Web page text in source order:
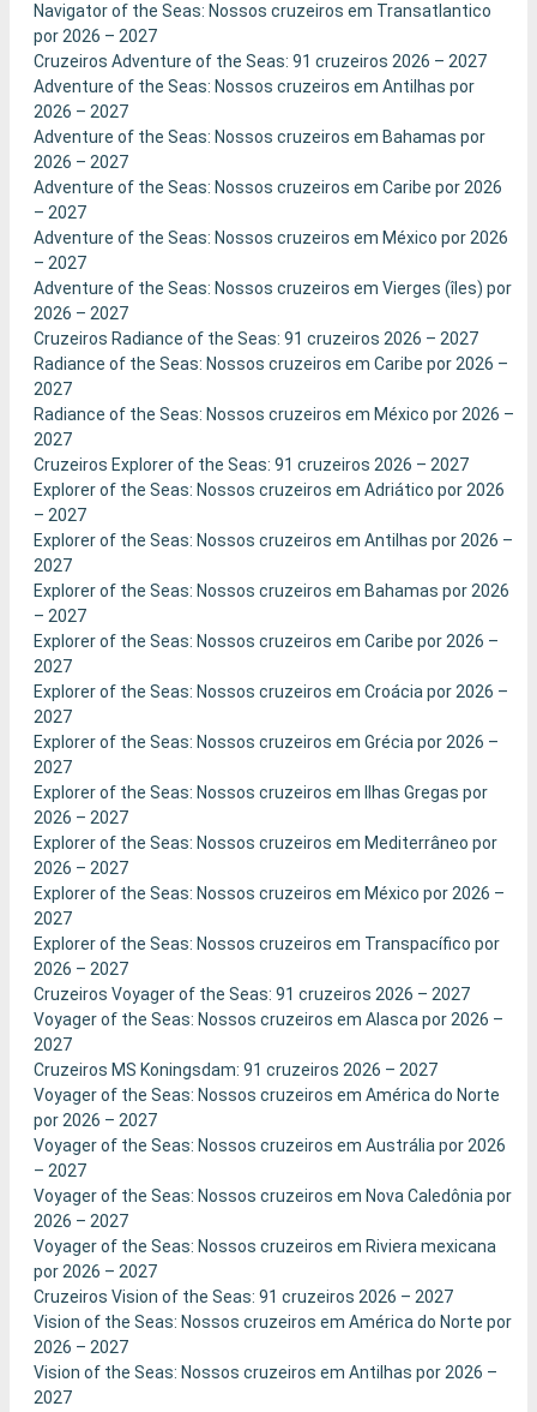
Navigator of the Seas: Nossos cruzeiros em Transatlantico
por 2026 – 2027
Cruzeiros Adventure of the Seas: 91 cruzeiros 2026 – 2027
Adventure of the Seas: Nossos cruzeiros em Antilhas por
2026 – 2027
Adventure of the Seas: Nossos cruzeiros em Bahamas por
2026 – 2027
Adventure of the Seas: Nossos cruzeiros em Caribe por 2026
– 2027
Adventure of the Seas: Nossos cruzeiros em México por 2026
– 2027
Adventure of the Seas: Nossos cruzeiros em Vierges (îles) por
2026 – 2027
Cruzeiros Radiance of the Seas: 91 cruzeiros 2026 – 2027
Radiance of the Seas: Nossos cruzeiros em Caribe por 2026 –
2027
Radiance of the Seas: Nossos cruzeiros em México por 2026 –
2027
Cruzeiros Explorer of the Seas: 91 cruzeiros 2026 – 2027
Explorer of the Seas: Nossos cruzeiros em Adriático por 2026
– 2027
Explorer of the Seas: Nossos cruzeiros em Antilhas por 2026 –
2027
Explorer of the Seas: Nossos cruzeiros em Bahamas por 2026
– 2027
Explorer of the Seas: Nossos cruzeiros em Caribe por 2026 –
2027
Explorer of the Seas: Nossos cruzeiros em Croácia por 2026 –
2027
Explorer of the Seas: Nossos cruzeiros em Grécia por 2026 –
2027
Explorer of the Seas: Nossos cruzeiros em Ilhas Gregas por
2026 – 2027
Explorer of the Seas: Nossos cruzeiros em Mediterrâneo por
2026 – 2027
Explorer of the Seas: Nossos cruzeiros em México por 2026 –
2027
Explorer of the Seas: Nossos cruzeiros em Transpacífico por
2026 – 2027
Cruzeiros Voyager of the Seas: 91 cruzeiros 2026 – 2027
Voyager of the Seas: Nossos cruzeiros em Alasca por 2026 –
2027
Cruzeiros MS Koningsdam: 91 cruzeiros 2026 – 2027
Voyager of the Seas: Nossos cruzeiros em América do Norte
por 2026 – 2027
Voyager of the Seas: Nossos cruzeiros em Austrália por 2026
– 2027
Voyager of the Seas: Nossos cruzeiros em Nova Caledônia por
2026 – 2027
Voyager of the Seas: Nossos cruzeiros em Riviera mexicana
por 2026 – 2027
Cruzeiros Vision of the Seas: 91 cruzeiros 2026 – 2027
Vision of the Seas: Nossos cruzeiros em América do Norte por
2026 – 2027
Vision of the Seas: Nossos cruzeiros em Antilhas por 2026 –
2027